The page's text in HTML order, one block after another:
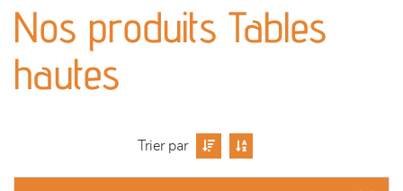
séjours
meubles de complément
literie
Nos produits Tables
hautes
Trier par